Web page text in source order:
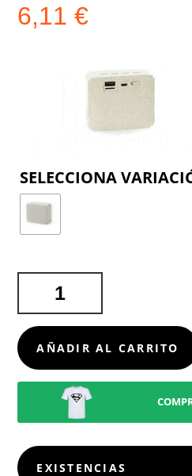
6,11€
CANTIDAD
AÑADIR AL CARRITO
EXISTENCIAS